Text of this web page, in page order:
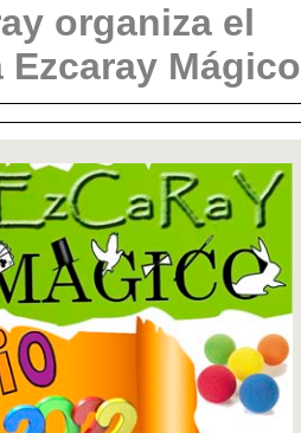
organiza el
Mágico